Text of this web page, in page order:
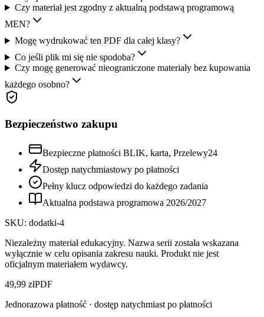
Czy materiał jest zgodny z aktualną podstawą programową
MEN?
Mogę wydrukować ten PDF dla całej klasy?
Co jeśli plik mi się nie spodoba?
Czy mogę generować nieograniczone materiały bez kupowania
każdego osobno?
Bezpieczeństwo zakupu
Bezpieczne płatności BLIK, karta, Przelewy24
Dostęp natychmiastowy po płatności
Pełny klucz odpowiedzi do każdego zadania
Aktualna podstawa programowa 2026/2027
SKU: dodatki-4
Niezależny materiał edukacyjny. Nazwa serii została wskazana
wyłącznie w celu opisania zakresu nauki. Produkt nie jest
oficjalnym materiałem wydawcy.
49,99 złPDF
Jednorazowa płatność · dostęp natychmiast po płatności